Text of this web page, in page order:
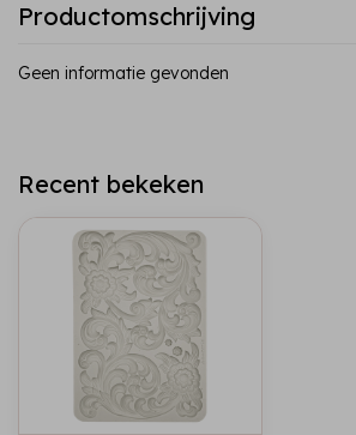
Productomschrijving
Geen informatie gevonden
Recent bekeken